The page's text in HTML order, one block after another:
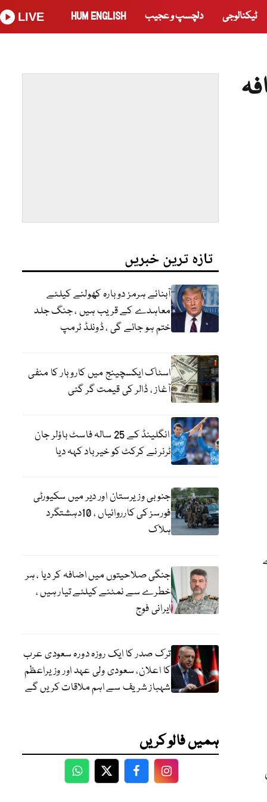
ٹیکنالوجی دلچسپ و عجیب HUM ENGLISH
LIVE
تازہ ترین خبریں
آبنائے ہرمز دوبارہ کھولنے کیلئے
معاہدے کے قریب ہیں ، جنگ جلد
ختم ہو جائے گی ، ڈونلڈ ٹرمپ
اسٹاک ایکسچینج میں کاروبار کا منفی
آغاز ، ڈالر کی قیمت گر گئی
انگلینڈ کے 25 سالہ فاسٹ باؤلر جان
ٹرنر نے کرکٹ کو خیر باد کہہ دیا
جنوبی وزیرستان اور دیر میں سکیورٹی
فورسز کی کارروائیاں ، 10دہشتگرد
ہلاک
جنگی صلاحیتوں میں اضافہ کر دیا ، ہر
خطرے سے نمٹنے کیلئے تیار ہیں ،
ایرانی فوج
ترک صدر کا ایک روزہ دورہ سعودی عرب
کا اعلان، سعودی ولی عہد اور وزیراعظم
شہباز شریف سے اہم ملاقات کریں گے
ہمیں فالو کریں
WhatsApp
TwitterFacebookFacebook